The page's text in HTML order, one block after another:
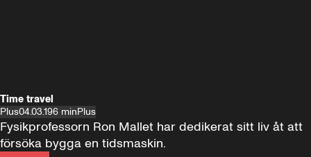
Time travel
Plus04.03.196 minPlus
Fysikprofessorn Ron Mallet har dedikerat sitt liv åt att
försöka bygga en tidsmaskin.